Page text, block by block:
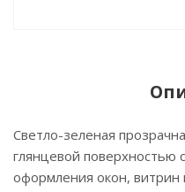
Светло-зеленая
глянцевой поверхностью
оформления окон, витрин